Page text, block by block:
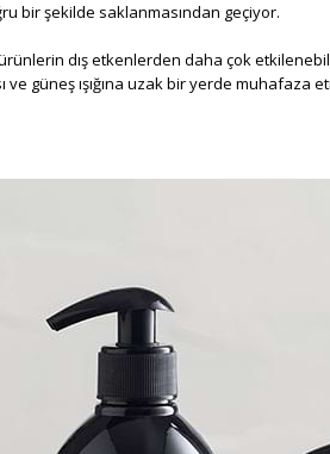
bir şekilde saklanmasından geçiyor.
dış etkenlerden daha çok
güneş ışığına uzak bir yerde muhafaza